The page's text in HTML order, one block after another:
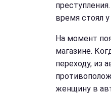
время стоял
На момент
магазине.
переходу, из
женщину в